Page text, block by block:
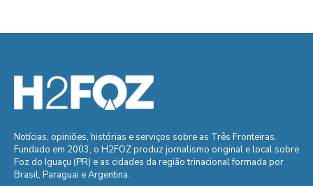
Notícias, opiniões, histórias e serviços sobre as Três Fronteiras.
Fundado em 2003, o H2FOZ produz jornalismo original e local sobre
Foz do Iguaçu (PR) e as cidades da região trinacional formada por
Brasil, Paraguai e Argentina.